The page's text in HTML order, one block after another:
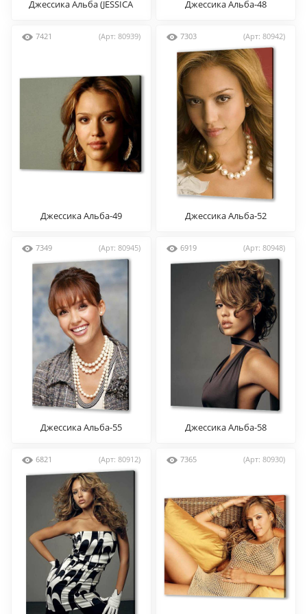
Джессика Альба (JESSICA
Джессика Альба-48
7421 (Арт: 80939)
Джессика Альба-49
7303 (Арт: 80942)
Джессика Альба-52
7349 (Арт: 80945)
Джессика Альба-55
6919 (Арт: 80948)
Джессика Альба-58
6821 (Арт: 80912) 7365 (Арт: 80930)